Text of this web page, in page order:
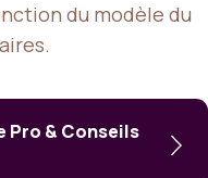
du modèle du
Pro & Conseils